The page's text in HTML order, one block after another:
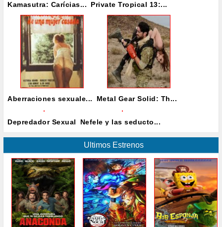
Kamasutra: Carícias... Private Tropical 13:...
Aberraciones sexuale... Metal Gear Solid: Th...
Depredador Sexual Nefele y las seducto...
Ultimos Estrenos